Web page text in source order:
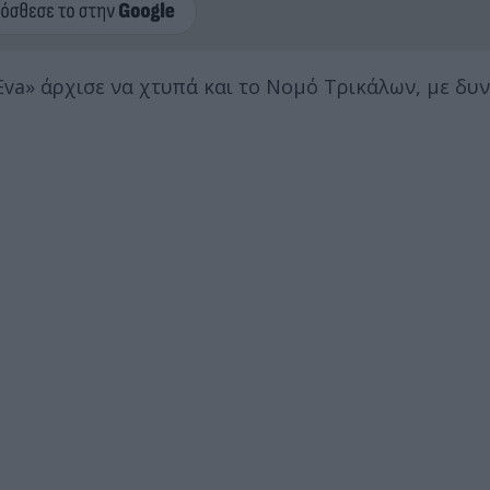
άρχισε να χτυπά και το Νομό Τρικάλων, με